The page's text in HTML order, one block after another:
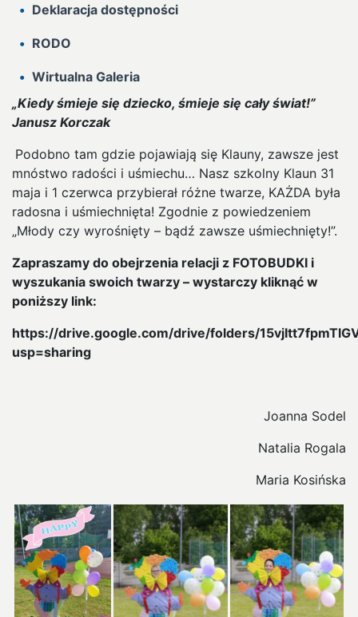
Deklaracja dostępności
RODO
Wirtualna Galeria
„Kiedy śmieje się dziecko, śmieje się cały świat!”
Janusz Korczak
Podobno tam gdzie pojawiają się Klauny, zawsze jest
mnóstwo radości i uśmiechu… Nasz szkolny Klaun 31
maja i 1 czerwca przybierał różne twarze, KAŻDA była
radosna i uśmiechnięta! Zgodnie z powiedzeniem
„Młody czy wyrośnięty – bądź zawsze uśmiechnięty!”.
Zapraszamy do obejrzenia relacji z FOTOBUDKI i
wyszukania swoich twarzy – wystarczy kliknąć w
poniższy link:
https://drive.google.com/drive/folders/
usp=sharing
Joanna Sodel
Natalia Rogala
Maria Kosińska